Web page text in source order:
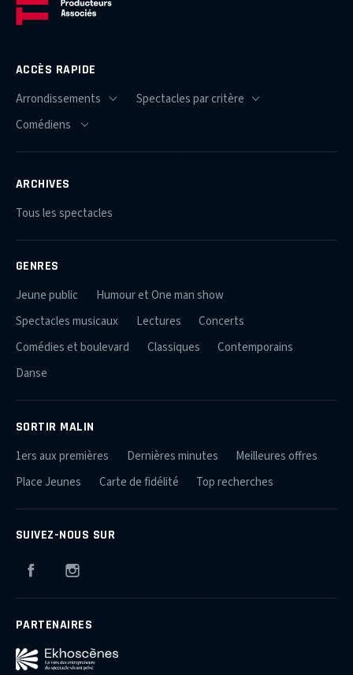
ACCÈS RAPIDE
ARCHIVES
Tous les spectacles
GENRES
Jeune public
Humour et One man show
Spectacles musicaux
Lectures
Concerts
Comédies et boulevard
Classiques
Contemporains
Danse
SORTIR MALIN
1ers aux premières Dernières minutes
Meilleures offres
Place Jeunes
Carte de fidélité Top recherches
SUIVEZ-NOUS SUR
Facebook
PARTENAIRES